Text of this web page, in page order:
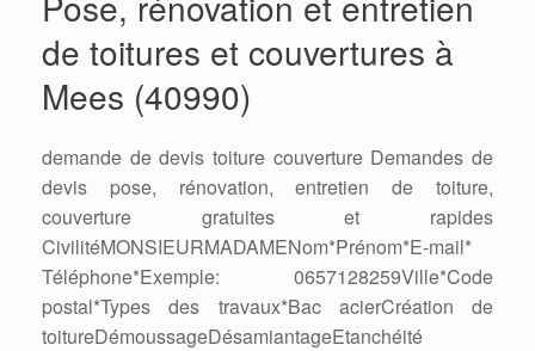
de toitures et couvertures à
Mees (40990)
demande de devis toiture couverture Demandes de
devis pose, rénovation, entretien de toiture,
couverture gratuites et rapides
CivilitéMONSIEURMADAMENom*Prénom*E-mail*
Téléphone*Exemple: 0657128259Ville*Code
postal*Types des travaux*Bac acierCréation de
toitureDémoussageDésamiantageEtanchéité